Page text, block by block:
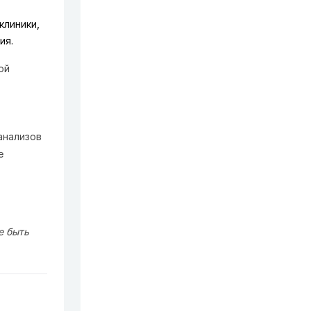
быть